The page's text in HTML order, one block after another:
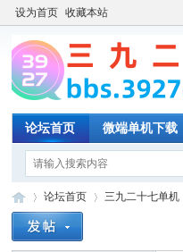
设为首页 收藏本站
论坛首页 微端单机下载
论坛首页 三九二十七单机